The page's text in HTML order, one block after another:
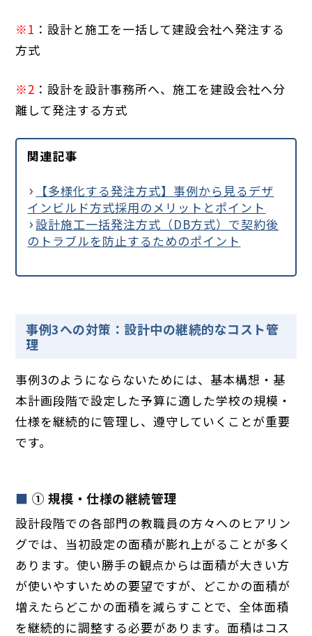
※1 ：設計と施工を一括して建設会社へ発注する
方式
※2 ：設計を設計事務所へ、施工を建設会社へ分
離して発注する方式
関連記事
【多様化する発注方式】事例から見るデザ
インビルド方式採用のメリットとポイント
設計施工一括発注方式（DB方式）で契約後
のトラブルを防止するためのポイント
事例3への対策：設計中の継続的なコスト管
理
事例3のようにならないためには、基本構想・基
本計画段階で設定した予算に適した学校の規模・
仕様を継続的に管理し、遵守していくことが重要
です。
① 規模・仕様の継続管理
設計段階での各部門の教職員の方々へのヒアリン
グでは、当初設定の面積が膨れ上がることが多く
あります。使い勝手の観点からは面積が大きい方
が使いやすいための要望ですが、どこかの面積が
増えたらどこかの面積を減らすことで、全体面積
を継続的に調整する必要があります。面積はコス